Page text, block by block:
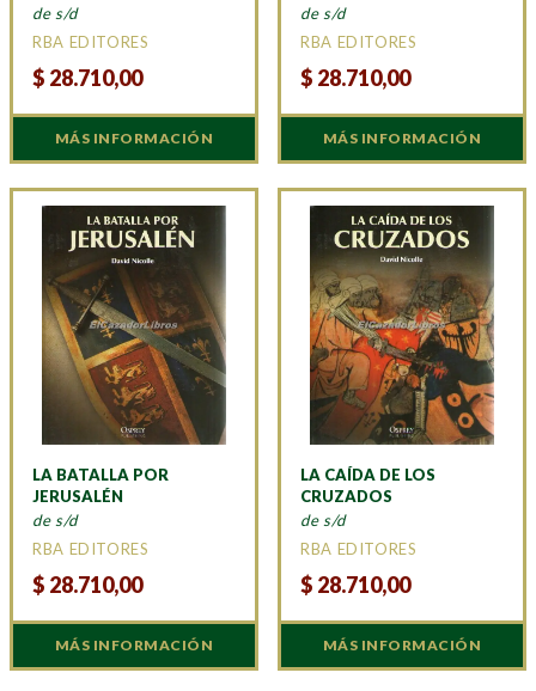
de s/d
RBA EDITORES
$ 28.710,00
MÁS INFORMACIÓN
de s/d
RBA EDITORES
$ 28.710,00
MÁS INFORMACIÓN
LA BATALLA POR
JERUSALÉN
de s/d
RBA EDITORES
$ 28.710,00
MÁS INFORMACIÓN
LA CAÍDA DE LOS
CRUZADOS
de s/d
RBA EDITORES
$ 28.710,00
MÁS INFORMACIÓN